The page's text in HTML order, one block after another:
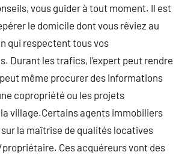
vous guider à tout moment. Il est
le domicile dont vous rêviez au
qui respectent tous vos
Durant les trafics, l’expert peut rendre
même procurer des informations
copropriété ou les projets
la village.Certains agents immobiliers
la maîtrise de qualités locatives
Ces acquéreurs vont des